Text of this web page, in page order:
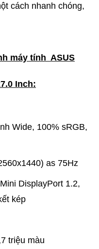
cách nhanh chóng,
máy tính ASUS
Inch:
Wide, 100% sRGB,
as 75Hz
DisplayPort 1.2,
kép
triệu màu